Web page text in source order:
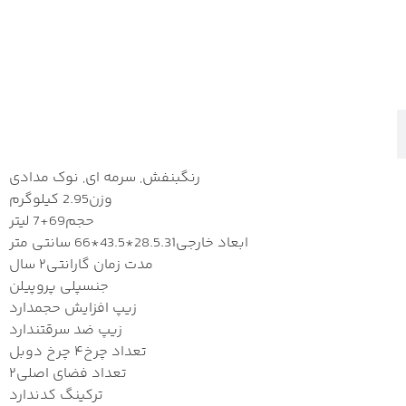
رنگبنفش, سرمه ای, نوک مدادی
وزن2.95 کیلوگرم
حجم69+7 لیتر
ابعاد خارجی28.5.31*43.5*66 سانتی متر
مدت زمان گارانتی۲ سال
جنسپلی پروپیلن
زیپ افزایش حجمدارد
زیپ ضد سرقتندارد
تعداد چرخ۴ چرخ دوبل
تعداد فضای اصلی۲
ترکینگ کدندارد